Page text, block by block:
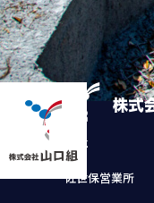
本社
佐世保営業所